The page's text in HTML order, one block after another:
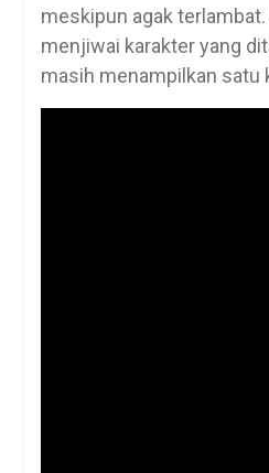
meskipun agak
menjiwai karakter yang
masih menampilkan satu